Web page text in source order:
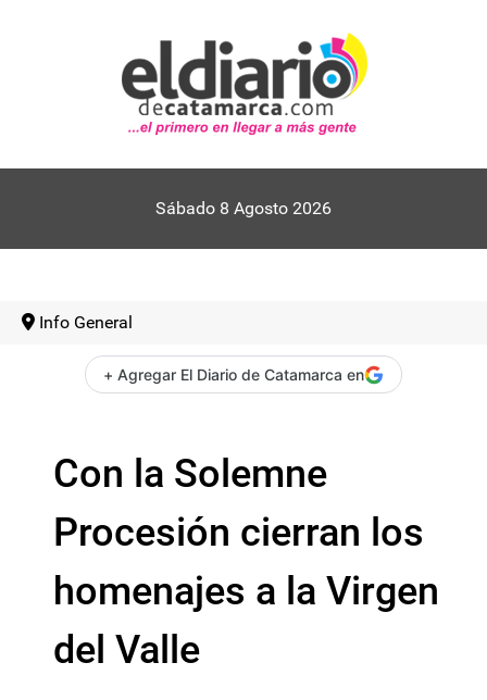
Sábado 8 Agosto 2026
Info General
+ Agregar El Diario de Catamarca en
Con la Solemne
Procesión cierran los
homenajes a la Virgen
del Valle